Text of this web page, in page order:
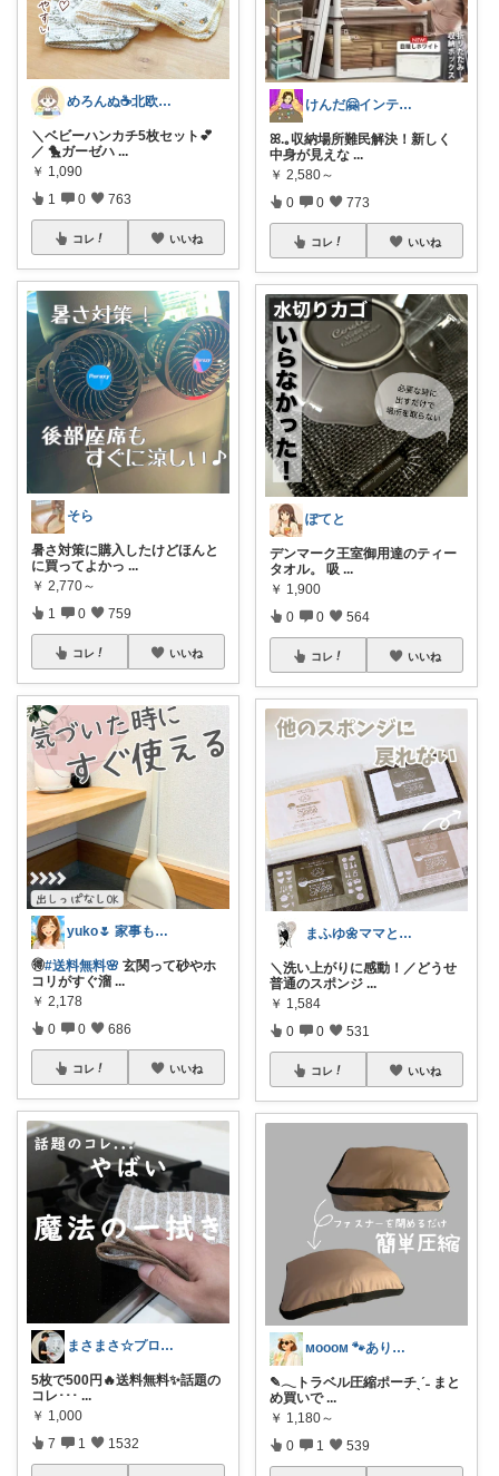
めろんぬ☕️北欧ナチュラルな暮らし
＼ベビーハンカチ5枚セット💕
／ 🐤ガーゼハ ...
￥ 1,090
1 0 763
コレ いいね
そら
暑さ対策に購入したけどほんと
に買ってよかっ ...
￥ 2,770～
1 0 759
コレ いいね
yuko🌷 家事も育児もちょっとラクに
🉐#送料無料🌸 玄関って砂やホ
コリがすぐ溜 ...
￥ 2,178
0 0 686
コレ いいね
まさまさ☆プロフも見てね✨
5枚で500円🔥送料無料✨話題の
コレ･･･ ...
￥ 1,000
7 1 1532
けんだ🤗インテリア多め
ꕤ.｡収納場所難民解決！新しく
中身が見えな ...
￥ 2,580～
0 0 773
コレ いいね
ぽてと
デンマーク王室御用達のティー
タオル。 吸 ...
￥ 1,900
0 0 564
コレ いいね
まふゆ🌼ママと子ども服
＼洗い上がりに感動！／どうせ
普通のスポンジ ...
￥ 1,584
0 0 531
コレ いいね
ᴍᴏᴏᴏᴍ 🐾ありがとうございます🐹
✎𓂃トラベル圧縮ポーチˎˊ˗ まと
め買いで ...
￥ 1,180～
0 1 539